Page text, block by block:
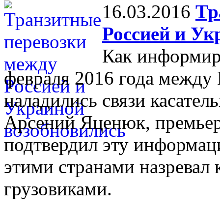
16.03.2016
Россией и
Как
февраля 2016 года
наладились связи
Арсений Яценюк,
подтвердил эту
этими странами
грузовиками.